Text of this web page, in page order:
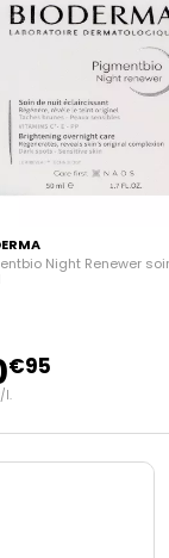
Night Renewer
€95
/l.